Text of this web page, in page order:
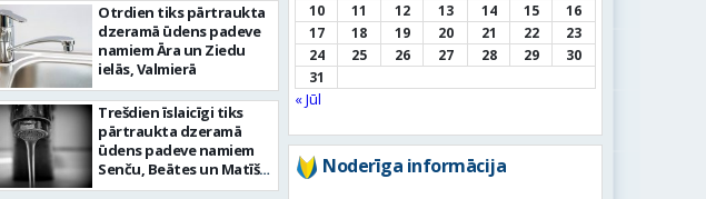
Otrdien tiks pārtraukta
dzeramā ūdens padeve
namiem Āra un Ziedu
ielās, Valmierā
Trešdien īslaicīgi tiks
pārtraukta dzeramā
ūdens padeve namiem
Senču, Beātes un Matīšu
ielās, Valmierā
10
11 12 13 14 15
16
17
18 19 20 21 22
23
24
25 26 27 28 29
30
31
« Jūl
Noderīga informācija